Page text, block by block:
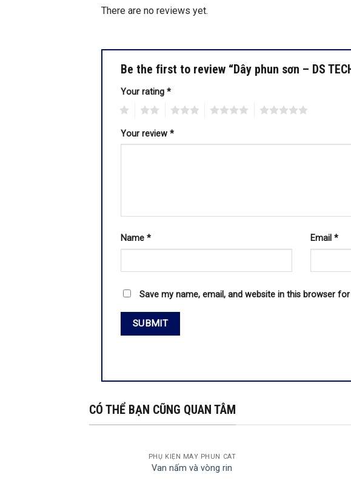
There are no reviews yet.
Be the first to review “Dây phun sơn – DS
Your rating *
Your review *
Name * Email *
Save my name, email, and website in this browser
CÓ THỂ BẠN CŨNG QUAN TÂM
PHỤ KIỆN MÁY PHUN CÁT
Van nấm và vòng rin